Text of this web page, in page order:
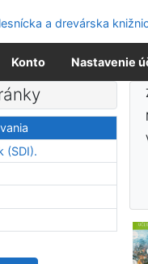
prístupnosti
Konto Nastavenie
(SDI).